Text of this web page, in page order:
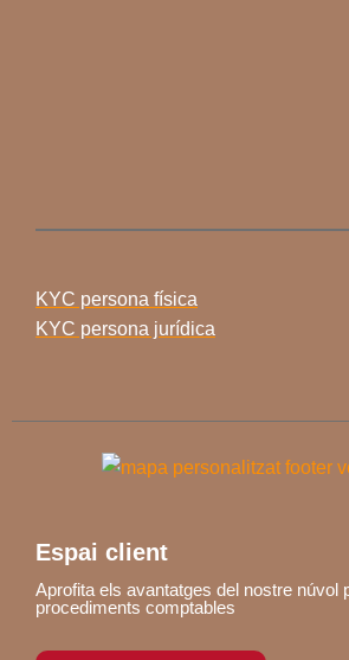
KYC persona física
KYC persona jurídica
Espai client
Aprofita els avantatges del nostre núvol
procediments comptables